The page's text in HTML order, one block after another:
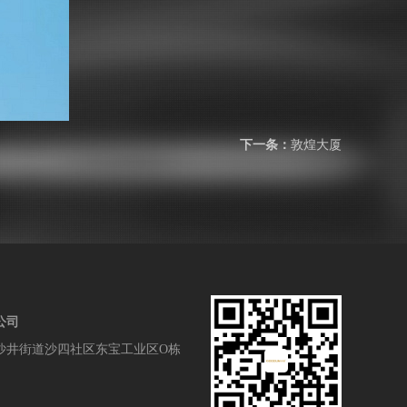
下一条：敦煌大厦
司
井街道沙四社区东宝工业区O栋